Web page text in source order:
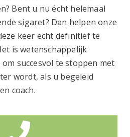
Bent u nu écht helemaal
sigaret? Dan helpen onze
keer echt definitief te
is wetenschappelijk
succesvol te stoppen met
wordt, als u begeleid
coach.